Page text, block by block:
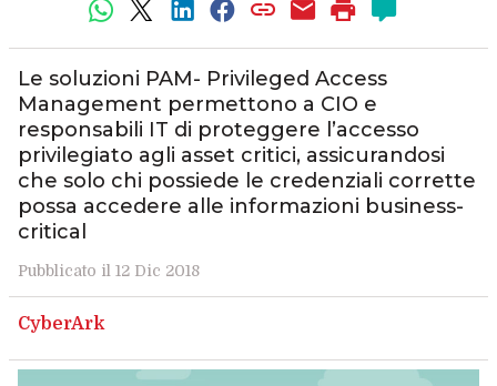
Le soluzioni PAM- Privileged Access
Management permettono a CIO e
responsabili IT di proteggere l’accesso
privilegiato agli asset critici, assicurandosi
che solo chi possiede le credenziali corrette
possa accedere alle informazioni business-
critical
Pubblicato il 12 Dic 2018
CyberArk